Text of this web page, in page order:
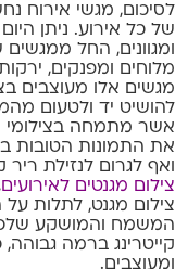
לסיכום, מגשי אירוח
של כל אירוע. ניתן
ומגוונים, החל
מלוחים ומפנקים,
מגשים אלו מעוצבים
להושיט יד ולטעום
אשר מתמחה בצילומי
את התמונות הטובות
ואף לגרום לנזילת
צילום מגנטים לאירועים
צילום מגנט, לתלות
המשמח והמושקע
קייטרינג ברמה גבוהה,
ומעוצבים.